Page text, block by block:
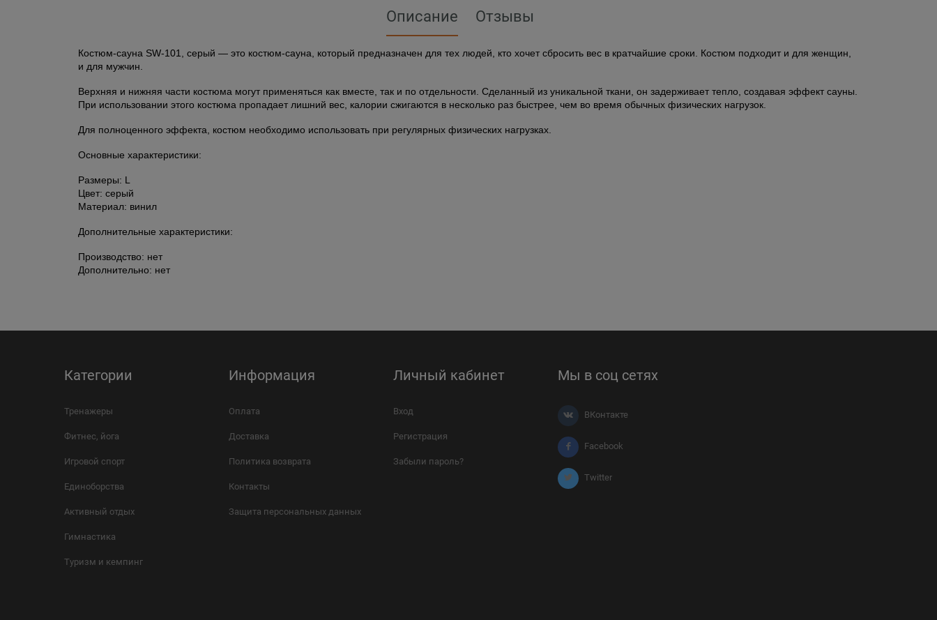
Описание Отзывы
Костюм-сауна SW-101, серый — это костюм-сауна, который предназначен для тех людей, кто хочет сбросить вес в кратчайшие сроки. Костюм подходит и для женщин,
и для мужчин.
Верхняя и нижняя части костюма могут применяться как вместе, так и по отдельности. Сделанный из уникальной ткани, он задерживает тепло, создавая эффект сауны.
При использовании этого костюма пропадает лишний вес, калории сжигаются в несколько раз быстрее, чем во время обычных физических нагрузок.
Для полноценного эффекта, костюм необходимо использовать при регулярных физических нагрузках.
Основные характеристики:
Размеры: L
Цвет: серый
Материал: винил
Дополнительные характеристики:
Производство: нет
Дополнительно: нет
Категории
Тренажеры
Фитнес, йога
Игровой спорт
Единоборства
Активный отдых
Гимнастика
Туризм и кемпинг
Информация
Оплата
Доставка
Политика возврата
Контакты
Защита персональных данных
Личный кабинет
Вход
Регистрация
Забыли пароль?
Мы в соц сетях
ВКонтакте
Facebook
Twitter